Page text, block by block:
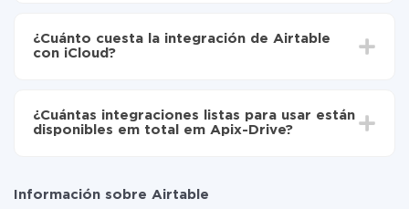
de Airtable a iCloud
oscilar entre 5 y 30 minutos. En promedio, la
configuración tarda entre 10 y 15 minutos.
¿Cuánto cuesta la integración de Airtable
con iCloud?
tarifas. Usted solo paga por la cantidad de datos que
realmente se transfieren de uno de sus sistemas a otro
manera segura un plan de tarifa gratuita o cambiar a
uno de pago, si es necesario. Más detalles sobre
¿Cuántas integraciones listas para usar están
disponibles em total em Apix-Drive?
Información sobre Airtable